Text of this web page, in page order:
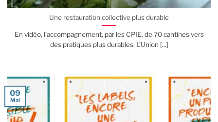
Une restauration collective plus durable
En vidéo, l’accompagnement, par les CPIE, de 70 cantines vers
des pratiques plus durables. L’Union [...]
09
Mai